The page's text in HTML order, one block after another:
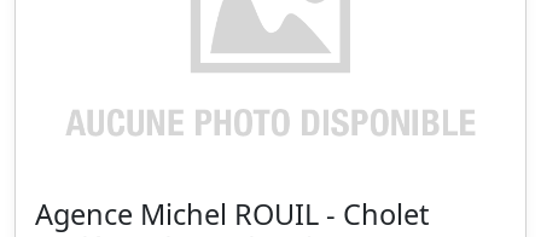
Agence Michel ROUIL - Cholet